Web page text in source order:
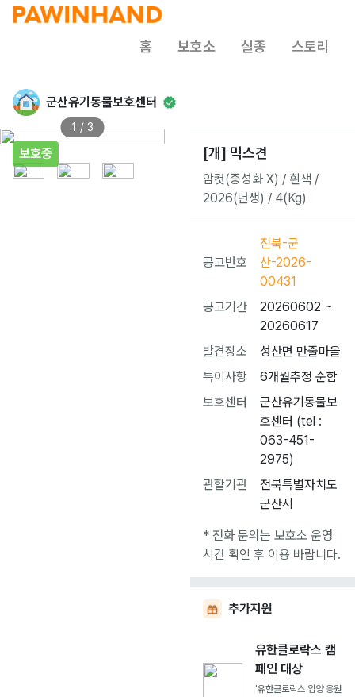
홈 보호소 실종 스토리
군산유기동물보호센터
보호중
1 / 3
[개] 믹스견
암컷(중성화 X) / 흰색 /
2026(년생) / 4(Kg)
공고번호
전북-군
산-2026-
00431
공고기간
20260602 ~
20260617
발견장소
성산면 만줄마을
특이사항
6개월추정 순함
보호센터
군산유기동물보
호센터 (tel :
063-451-
2975)
관할기관
전북특별자치도
군산시
* 전화 문의는 보호소 운영
시간 확인 후 이용 바랍니다.
추가지원
유한클로락스 캠
페인 대상
'유한클로락스 입양 응원